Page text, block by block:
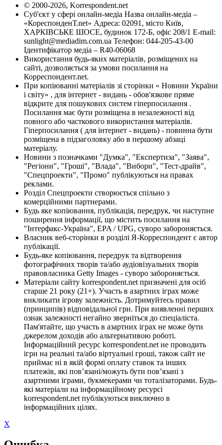
© 2000-2026, Korrespondent.net
Суб'єкт у сфері онлайн-медіа Назва онлайн-медіа –
«КореспонденТ.net» Адреса: 02091, місто Київ,
ХАРКІВСЬКЕ ШОСЕ, будинок 172-Б, офіс 208/1 E-mail:
sunlight@mediadim.com.ua Телефон: 044-205-43-00
Ідентифікатор медіа – R40-06068
Використання будь-яких матеріалів, розміщених на
сайті, дозволяється за умови посилання на
Корреспондент.net.
При копіюванні матеріалів зі сторінки « Новини України
і світу» , для інтернет - видань - обов'язкове пряме
відкрите для пошукових систем гіперпосилання .
Посилання має бути розміщена в незалежності від
повного або часткового використання матеріалів.
Гіперпосилання ( для інтернет - видань) - повинна бути
розміщена в підзаголовку або в першому абзаці
матеріалу.
Новини з позначками "Думка", "Експертиза", "Заява",
"Регіони", "Гроші", "Влада", "Вибори", "Тест-драйв",
"Спецпроекти", "Промо" публікуються на правах
реклами.
Розділ Спецпроекти створюється спільно з
комерційними партнерами.
Будь яке копіювання, публікація, передрук, чи наступне
поширення інформації, що містить посилання на
"Інтерфакс-Україна", EPA / UPG, суворо забороняється.
Власник веб-сторінки в розділі Я-Корреспондент є автор
публікації.
Будь-яке копіювання, передрук та відтворення
фотографічних творів та/або аудіовізуальних творів
правовласника Getty Images - суворо забороняється.
Матеріали сайту korrespondent.net призначені для осіб
старше 21 року (21+). Участь в азартних іграх може
викликати ігрову залежність. Дотримуйтесь правил
(принципів) відповідальної гри. При виявленні перших
ознак залежності негайно зверніться до спеціаліста.
Пам'ятайте, що участь в азартних іграх не може бути
джерелом доходів або альтернативою роботі.
Інформаційний ресурс korrespondent.net не проводить
ігри на реальні та/або віртуальні гроші, також сайт не
приймає ні в якій формі оплату ставок та інших
платежів, які пов’язані/можуть бути пов’язані з
азартними іграми, букмекерами чи тоталізаторами. Будь-
які матеріали на інформаційному ресурсі
korrespondent.net публікуються виключно в
інформаційних цілях.
X